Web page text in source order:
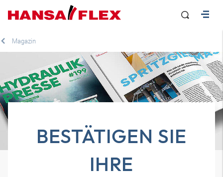
Magazin
BESTÄTIGEN SIE
IHRE